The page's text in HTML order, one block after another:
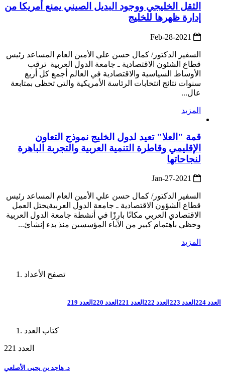
الثقل الخليجي ووجود البديل الصيني يمنع أمريكا من
إدارة ظهرها للخليج
السفير الدكتور/ كمال حسن علي الأمين العام المساعد رئيس
قطاع الشئون الاقتصادية ـ جامعة الدول العربية ترقب
الأوساط السياسية والاقتصادية في العالم أجمع كل أربع
سنوات نتائج انتخابات الرئاسة الأمريكية والتي تحظى بمتابعة
عال...
المزيد
قمة "العلا" تعيد لدول الخليج نموذج التعاون
الإقليمي وقاطرة التنمية العربية والتجربة الباهرة
لنجاحاتها
السفير الدكتور/ كمال حسن علي الأمين العام المساعد رئيس
قطاع الشؤون الاقتصادية ـ جامعة الدول العربيةيحتل العمل
الاقتصادي العربي مكانًا بارزًا في أنشطة جامعة الدول العربية
وحظي باهتمام كبير من الآباء المؤسسين منذ بدء إنشائ...
المزيد
تصفح الأعداد
العدد 224 العدد 223 العدد 222 العدد 221 العدد 220 العدد 219
كتاب العدد
العدد 221
د. هاجد بن يحيى الأصلعي